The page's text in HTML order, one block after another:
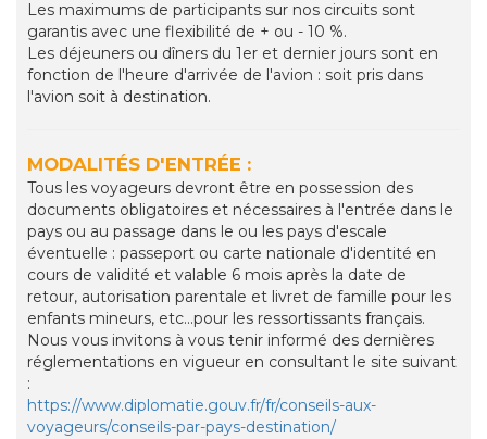
Les maximums de participants sur nos circuits sont
garantis avec une flexibilité de + ou - 10 %.
Les déjeuners ou dîners du 1er et dernier jours sont en
fonction de l'heure d'arrivée de l'avion : soit pris dans
l'avion soit à destination.
MODALITÉS D'ENTRÉE :
Tous les voyageurs devront être en possession des
documents obligatoires et nécessaires à l'entrée dans le
pays ou au passage dans le ou les pays d'escale
éventuelle : passeport ou carte nationale d'identité en
cours de validité et valable 6 mois après la date de
retour, autorisation parentale et livret de famille pour les
enfants mineurs, etc...pour les ressortissants français.
Nous vous invitons à vous tenir informé des dernières
réglementations en vigueur en consultant le site suivant
:
https://www.diplomatie.gouv.fr/fr/conseils-aux-
voyageurs/conseils-par-pays-destination/